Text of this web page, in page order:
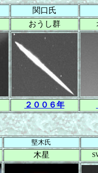
関口氏
おうし群
２００６年
堅木氏
木星